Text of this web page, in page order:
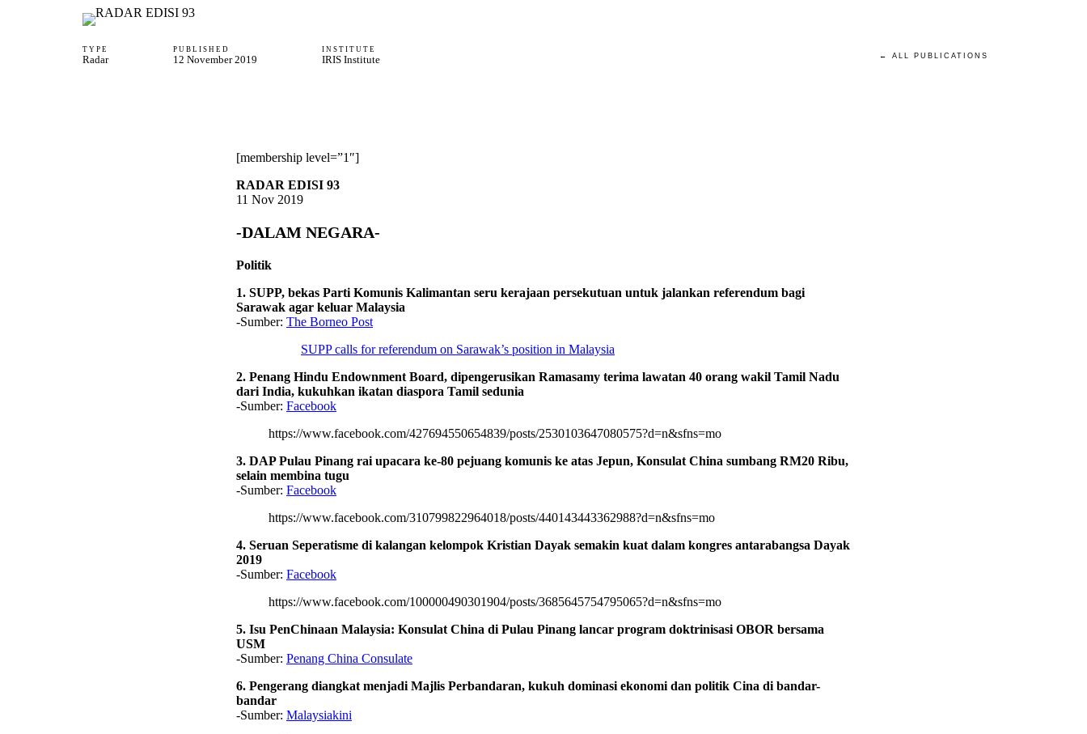
TYPE
Radar
PUBLISHED
12 November 2019
INSTITUTE
IRIS Institute ← ALL PUBLICATIONS
[membership level=”1″]
RADAR EDISI 93
11 Nov 2019
-DALAM NEGARA-
Politik
1. SUPP, bekas Parti Komunis Kalimantan seru kerajaan persekutuan untuk jalankan referendum bagi
Sarawak agar keluar Malaysia
-Sumber: The Borneo Post
SUPP calls for referendum on Sarawak’s position in Malaysia
2. Penang Hindu Endownment Board, dipengerusikan Ramasamy terima lawatan 40 orang wakil Tamil Nadu
dari India, kukuhkan ikatan diaspora Tamil sedunia
-Sumber: Facebook
https://www.facebook.com/427694550654839/posts/2530103647080575?d=n&sfns=mo
3. DAP Pulau Pinang rai upacara ke-80 pejuang komunis ke atas Jepun, Konsulat China sumbang RM20 Ribu,
selain membina tugu
-Sumber: Facebook
https://www.facebook.com/310799822964018/posts/440143443362988?d=n&sfns=mo
4. Seruan Seperatisme di kalangan kelompok Kristian Dayak semakin kuat dalam kongres antarabangsa Dayak
2019
-Sumber: Facebook
https://www.facebook.com/100000490301904/posts/3685645754795065?d=n&sfns=mo
5. Isu PenChinaan Malaysia: Konsulat China di Pulau Pinang lancar program doktrinisasi OBOR bersama
USM
-Sumber: Penang China Consulate
6. Pengerang diangkat menjadi Majlis Perbandaran, kukuh dominasi ekonomi dan politik Cina di bandar-
bandar
-Sumber: Malaysiakini